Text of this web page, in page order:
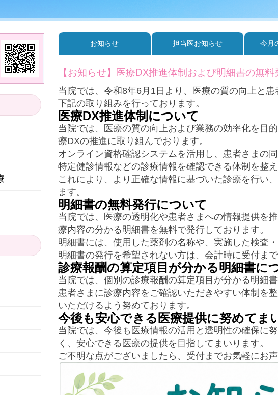
お知らせ 担当医お知らせ 今月
【お知らせ】医療DX推進体制および明細書の無
当院では、令和8年6月1日より、医療の質の向上と患
下記の取り組みを行っております。
医療DX推進体制について
当院では、医療の質の向上および業務の効率化を目
療DXの推進に取り組んでおります。
オンライン資格確認システムを活用し、患者さまの
特定健診情報などの診療情報を確認できる体制を整え
これにより、より正確な情報に基づいた診療を行い
ます。
明細書の無料発行について
当院では、医療の透明化や患者さまへの情報提供を
療内容の分かる明細書を無料で発行しております。
明細書には、使用した薬剤の名称や、実施した検査
明細書の発行を希望されない方は、会計時に受付まで
診療報酬の算定項目が分かる明細書に
当院では、個別の診療報酬の算定項目が分かる明細
患者さまに診療内容をご確認いただきやすい体制を
いただけるよう努めております。
今後も安心できる医療提供に努めてま
当院では、今後も医療情報の活用と透明性の確保に
く、安心できる医療の提供を目指してまいります。
ご不明な点がございましたら、受付までお気軽にお声